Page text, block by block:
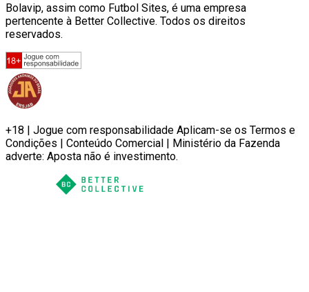
Bolavip, assim como Futbol Sites, é uma empresa
pertencente à Better Collective. Todos os direitos
reservados.
+18 | Jogue com responsabilidade Aplicam-se os Termos e
Condições | Conteúdo Comercial | Ministério da Fazenda
adverte: Aposta não é investimento.